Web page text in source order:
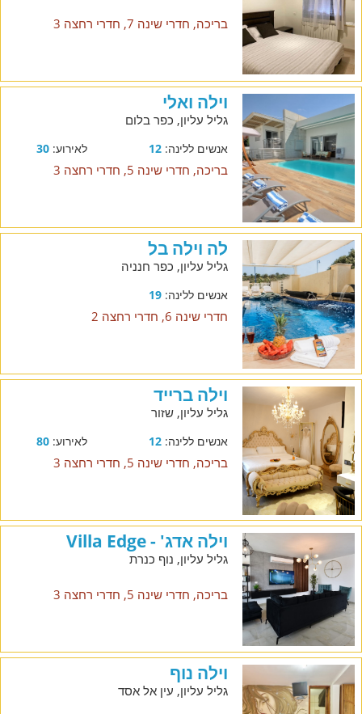
בריכה, חדרי שינה 7, חדרי רחצה 3
וילה ואלי
גליל עליון, כפר בלום
אנשים ללינה:12 לאירוע:30
בריכה, חדרי שינה 5, חדרי רחצה 3
לה וילה בל
גליל עליון, כפר חנניה
אנשים ללינה:19
חדרי שינה 6, חדרי רחצה 2
וילה ברייד
גליל עליון, שזור
אנשים ללינה:12 לאירוע:80
בריכה, חדרי שינה 5, חדרי רחצה 3
וילה אדג' - Villa Edge
גליל עליון, נוף כנרת
בריכה, חדרי שינה 5, חדרי רחצה 3
וילה נוף
גליל עליון, עין אל אסד